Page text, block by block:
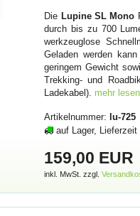
Die Lupine SL Mono
durch bis zu 700
werkzeuglose
Geladen werden kann
geringem Gewicht
Trekking- und
Ladekabel). mehr
Artikelnummer: lu-725
auf Lager,
159,00 EUR
inkl. MwSt. zzgl.